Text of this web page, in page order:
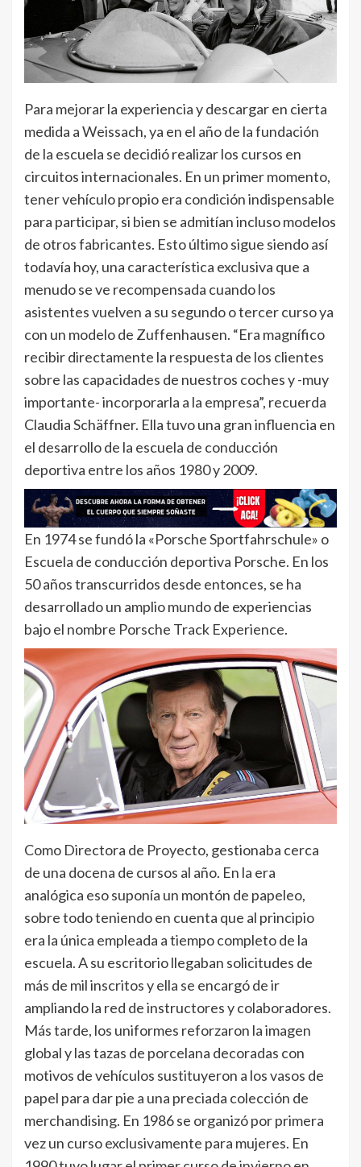
Para mejorar la experiencia y descargar en cierta
medida a Weissach, ya en el año de la fundación
de la escuela se decidió realizar los cursos en
circuitos internacionales. En un primer momento,
tener vehículo propio era condición indispensable
para participar, si bien se admitían incluso modelos
de otros fabricantes. Esto último sigue siendo así
todavía hoy, una característica exclusiva que a
menudo se ve recompensada cuando los
asistentes vuelven a su segundo o tercer curso ya
con un modelo de Zuffenhausen. “Era magnífico
recibir directamente la respuesta de los clientes
sobre las capacidades de nuestros coches y -muy
importante- incorporarla a la empresa”, recuerda
Claudia Schäffner. Ella tuvo una gran influencia en
el desarrollo de la escuela de conducción
deportiva entre los años 1980 y 2009.
En 1974 se fundó la «Porsche Sportfahrschule» o
Escuela de conducción deportiva Porsche. En los
50 años transcurridos desde entonces, se ha
desarrollado un amplio mundo de experiencias
bajo el nombre Porsche Track Experience.
Como Directora de Proyecto, gestionaba cerca
de una docena de cursos al año. En la era
analógica eso suponía un montón de papeleo,
sobre todo teniendo en cuenta que al principio
era la única empleada a tiempo completo de la
escuela. A su escritorio llegaban solicitudes de
más de mil inscritos y ella se encargó de ir
ampliando la red de instructores y colaboradores.
Más tarde, los uniformes reforzaron la imagen
global y las tazas de porcelana decoradas con
motivos de vehículos sustituyeron a los vasos de
papel para dar pie a una preciada colección de
merchandising. En 1986 se organizó por primera
vez un curso exclusivamente para mujeres. En